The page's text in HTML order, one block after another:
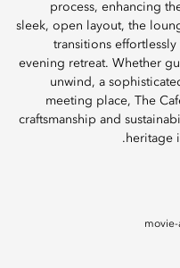
process, enhancing
sleek, open layout, the
transitions
evening retreat. Whether
unwind, a
meeting place, The
craftsmanship and
heritage